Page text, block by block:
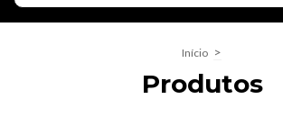
Início >
Produtos